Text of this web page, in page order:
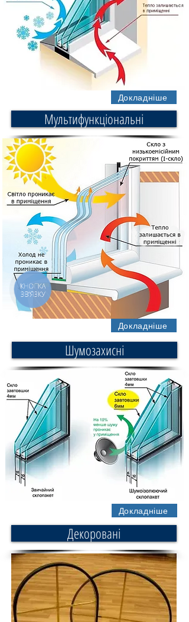
Докладніше
Мультифункціональні
Докладніше
Шумозахисні
Докладніше
Декоровані
КНОПКА
ЗВ'ЯЗКУ